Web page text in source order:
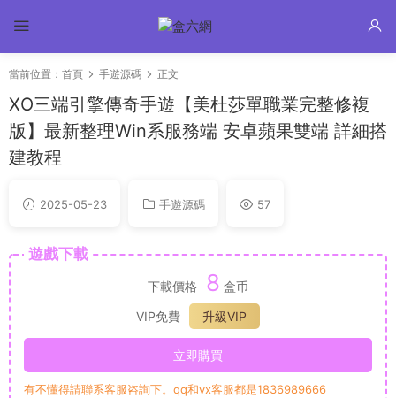
當前位置： 首頁 手遊源碼 正文
XO三端引擎傳奇手遊【美杜莎單職業完整修複
版】最新整理Win系服務端 安卓蘋果雙端 詳細搭
建教程
2025-05-23 手遊源碼 57
遊戲下載
下載價格 8 盒币
VIP免費
升級VIP
立即購買
有不懂得請聯系客服咨詢下。qq和vx客服都是1836989666